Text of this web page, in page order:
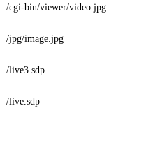
/cgi-bin/viewer/video.jpg
/jpg/image.jpg
/live3.sdp
/live.sdp